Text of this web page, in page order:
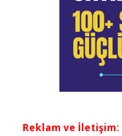
Reklam ve İletişim: